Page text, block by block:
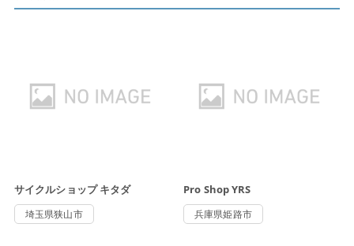
サイクルショップ キタダ
埼玉県狭山市
Pro Shop YRS
兵庫県姫路市